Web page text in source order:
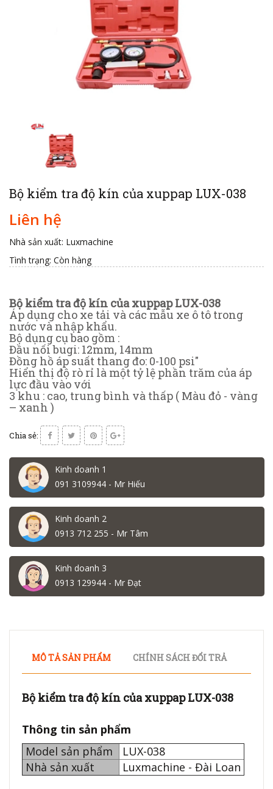
Bộ kiểm tra độ kín của xuppap LUX-038
Liên hệ
Nhà sản xuất: Luxmachine
Tình trạng: Còn hàng
Bộ kiểm tra độ kín của xuppap LUX-038
Áp dụng cho xe tải và các mẫu xe ô tô trong
nước và nhập khẩu.
Bộ dụng cụ bao gồm :
Đầu nối bugi: 12mm, 14mm
Đồng hồ áp suất thang đo: 0-100 psi"
Hiển thị độ rò rỉ là một tỷ lệ phần trăm của áp
lực đầu vào với
3 khu : cao, trung bình và thấp ( Màu đỏ - vàng
– xanh )
Chia sẻ:
Kinh doanh 1
091 3109944 - Mr Hiếu
Kinh doanh 2
0913 712 255 - Mr Tâm
Kinh doanh 3
0913 129944 - Mr Đạt
MÔ TẢ SẢN PHẨM CHÍNH SÁCH ĐỔI TRẢ
Bộ kiểm tra độ kín của xuppap LUX-038
Thông tin sản phẩm
Model sản phẩm
LUX-038
Nhà sản xuất
Luxmachine - Đài Loan